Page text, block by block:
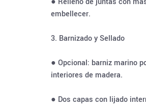
embellecer.
3. Barnizado y Sellado
● Opcional: barniz marino
interiores de madera.
● Dos capas con lijado